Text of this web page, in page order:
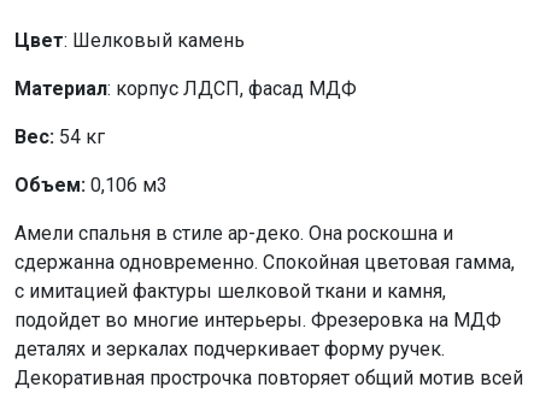
Цвет: Шелковый камень
Материал: корпус ЛДСП, фасад МДФ
Вес: 54 кг
Объем: 0,106 м3
Амели спальня в стиле ар-деко. Она роскошна и
сдержанна одновременно. Спокойная цветовая гамма,
с имитацией фактуры шелковой ткани и камня,
подойдет во многие интерьеры. Фрезеровка на МДФ
деталях и зеркалах подчеркивает форму ручек.
Декоративная прострочка повторяет общий мотив всей